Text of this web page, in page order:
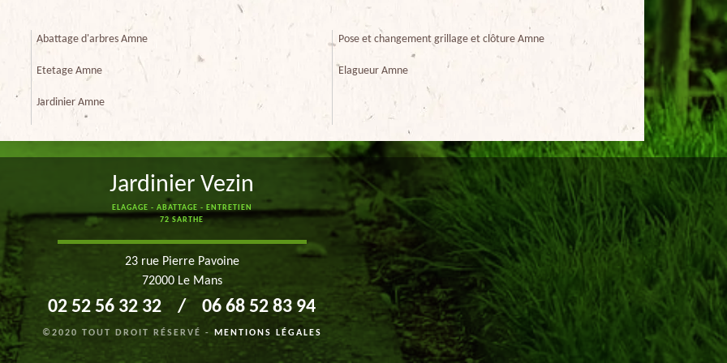
Abattage d'arbres Amne
Etetage Amne
Jardinier Amne
Pose et changement grillage et clôture Amne
Elagueur Amne
Jardinier Vezin
ELAGAGE - ABATTAGE - ENTRETIEN
72 SARTHE
23 rue Pierre Pavoine
72000 Le Mans
02 52 56 32 32 / 06 68 52 83 94
©2020 TOUT DROIT RÉSERVÉ - MENTIONS LÉGALES